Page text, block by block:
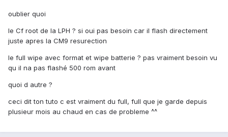
oublier quoi
le Cf root de la LPH ? si oui pas besoin car il flash directement
juste apres la CM9 resurection
le full wipe avec format et wipe batterie ? pas vraiment besoin vu
qu il na pas flashé 500 rom avant
quoi d autre ?
ceci dit ton tuto c est vraiment du full, full que je garde depuis
plusieur mois au chaud en cas de probleme ^^